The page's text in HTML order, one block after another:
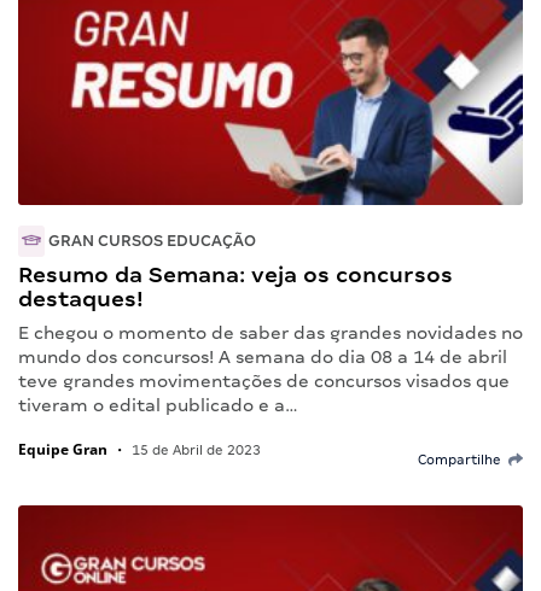
GRAN CURSOS EDUCAÇÃO
Resumo da Semana: veja os concursos
destaques!
E chegou o momento de saber das grandes novidades no
mundo dos concursos! A semana do dia 08 a 14 de abril
teve grandes movimentações de concursos visados que
tiveram o edital publicado e a…
Equipe Gran • 15 de Abril de 2023
Compartilhe